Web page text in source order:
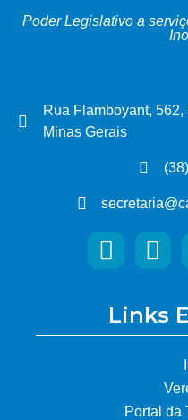
Poder Legislativo a
Rua Flamboyant,
Minas Gerais
Links
Portal da